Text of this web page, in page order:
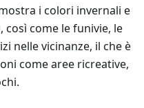
i colori invernali e
così come le funivie, le
nelle vicinanze, il che è
come aree ricreative,